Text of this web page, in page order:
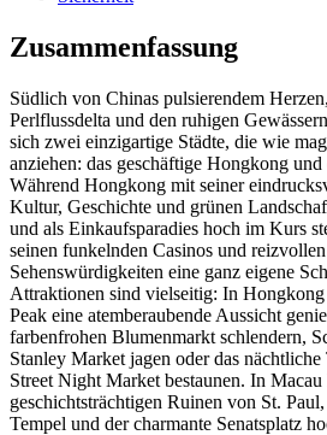
Zusammenfassung
Südlich von Chinas pulsierendem
Perlflussdelta und den ruhigen
sich zwei einzigartige Städte, die wie
anziehen: das geschäftige Hongkong
Während Hongkong mit seiner
Kultur, Geschichte und grünen
und als Einkaufsparadies hoch im Kurs
seinen funkelnden Casinos und
Sehenswürdigkeiten eine ganz eigene
Attraktionen sind vielseitig: In
Peak eine atemberaubende Aussicht
farbenfrohen Blumenmarkt schlendern,
Stanley Market jagen oder das
Street Night Market bestaunen. In Macau
geschichtsträchtigen Ruinen von St.
Tempel und der charmante Senatsplatz